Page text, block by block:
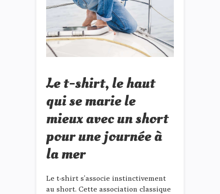
Le t-shirt, le haut
qui se marie le
mieux avec un short
pour une journée à
la mer
Le t-shirt s’associe instinctivement
au short. Cette association classique